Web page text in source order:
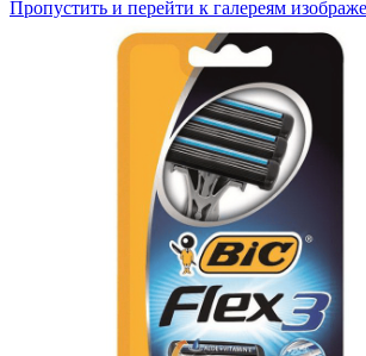
Пропустить и перейти к галереям